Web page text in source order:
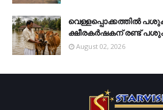
വെള്ളപ്പൊക്കത്തില്‍
ക്ഷീരകര്‍ഷകന് രണ്ട്
August 02, 2026